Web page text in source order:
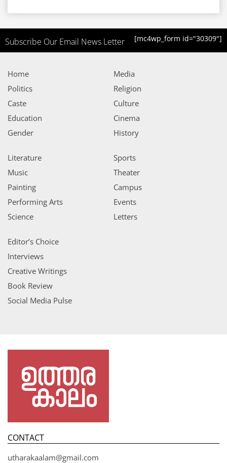
Subscribe Our Email News Letter [mc4wp_form id="30309"]
Home
Politics
Caste
Education
Gender
Media
Religion
Culture
Cinema
History
Literature
Music
Painting
Performing Arts
Science
Sports
Theater
Campus
Events
Letters
Editor’s Choice
Interviews
Creative Writings
Book Review
Social Media Pulse
CONTACT
utharakaalam@gmail.com